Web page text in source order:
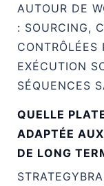
AUTOUR DE
: SOURCING,
CONTRÔLÉES
EXÉCUTION
SÉQUENCES
QUELLE
ADAPTÉE
DE LONG